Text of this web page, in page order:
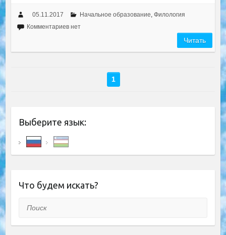
05.11.2017 Начальное образование, Филология
Комментариев нет
Читать
1
Выберите язык:
Что будем искать?
Поиск